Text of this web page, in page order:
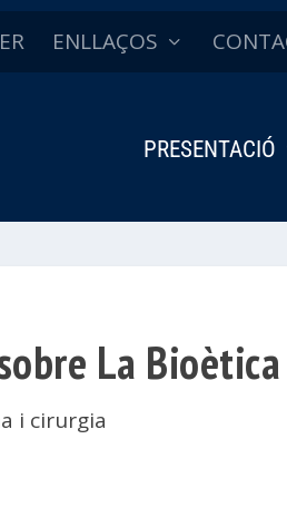
ENLLAÇOS
PRESENTACIÓ
La
i cirurgia